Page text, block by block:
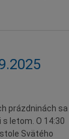
prázdninách sa
letom. O 14:30
Svätého